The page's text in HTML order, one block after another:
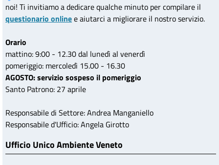
noi! Ti invitiamo a dedicare qualche minuto per compilare il
questionario onlinee aiutarci a migliorare il nostro servizio.
Orario
mattino: 9:00 - 12.30 dal lunedì al venerdì
pomeriggio: mercoledì 15.00 - 16.30
AGOSTO: servizio sospeso il pomeriggio
Santo Patrono: 27 aprile
Responsabile di Settore: Andrea Manganiello
Responsabile d'Ufficio: Angela Girotto
Ufficio Unico Ambiente Veneto